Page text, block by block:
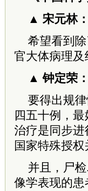
▲ 宋元林：
希望看到
官大体病理及
▲ 钟定荣：
要得出规
四五十例，
治疗是同步
国家特殊授
并且，尸
像学表现的